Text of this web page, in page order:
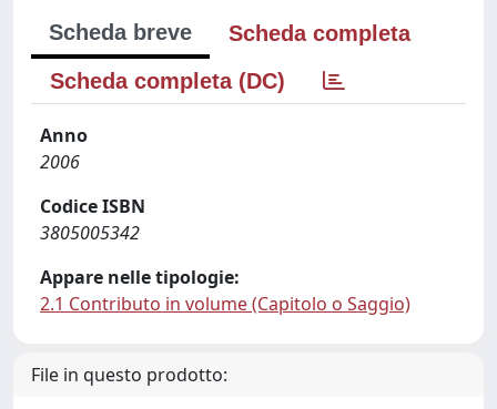
Scheda breve
Scheda completa
Scheda completa (DC)
Anno
2006
Codice ISBN
3805005342
Appare nelle tipologie:
2.1 Contributo in volume (Capitolo o Saggio)
File in questo prodotto: